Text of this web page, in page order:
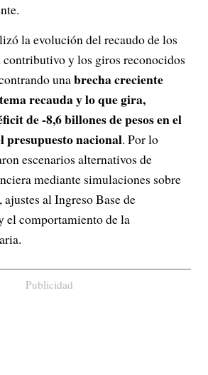
la evolución del recaudo de los
contributivo y los giros reconocidos
unabrecha creciente
recauda y lo que gira,
de -8,6 billones de pesos en el
presupuesto nacional. Por lo
escenarios alternativos de
mediante simulaciones sobre
al Ingreso Base de
comportamiento de la
Publicidad